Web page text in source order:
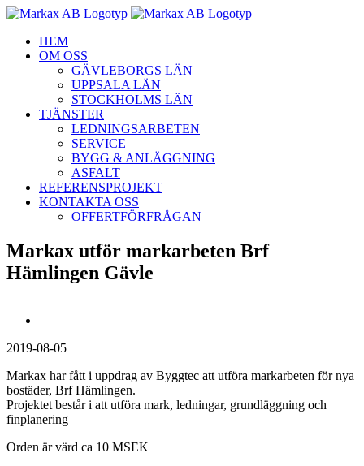
Fortsätt
innehålletHEM
OM OSS
GÄVLEBORGS LÄN
UPPSALA LÄN
STOCKHOLMS LÄN
TJÄNSTER
LEDNINGSARBETEN
SERVICE
BYGG & ANLÄGGNING
ASFALT
REFERENSPROJEKT
KONTAKTA OSS
OFFERTFÖRFRÅGAN
Markax utför markarbeten Brf
Hämlingen Gävle
bild
2019-08-05
Markax har fått i uppdrag av Byggtec att utföra markarbeten för nya
bostäder, Brf Hämlingen.
Projektet består i att utföra mark, ledningar, grundläggning och
finplanering
Orden är värd ca 10 MSEK